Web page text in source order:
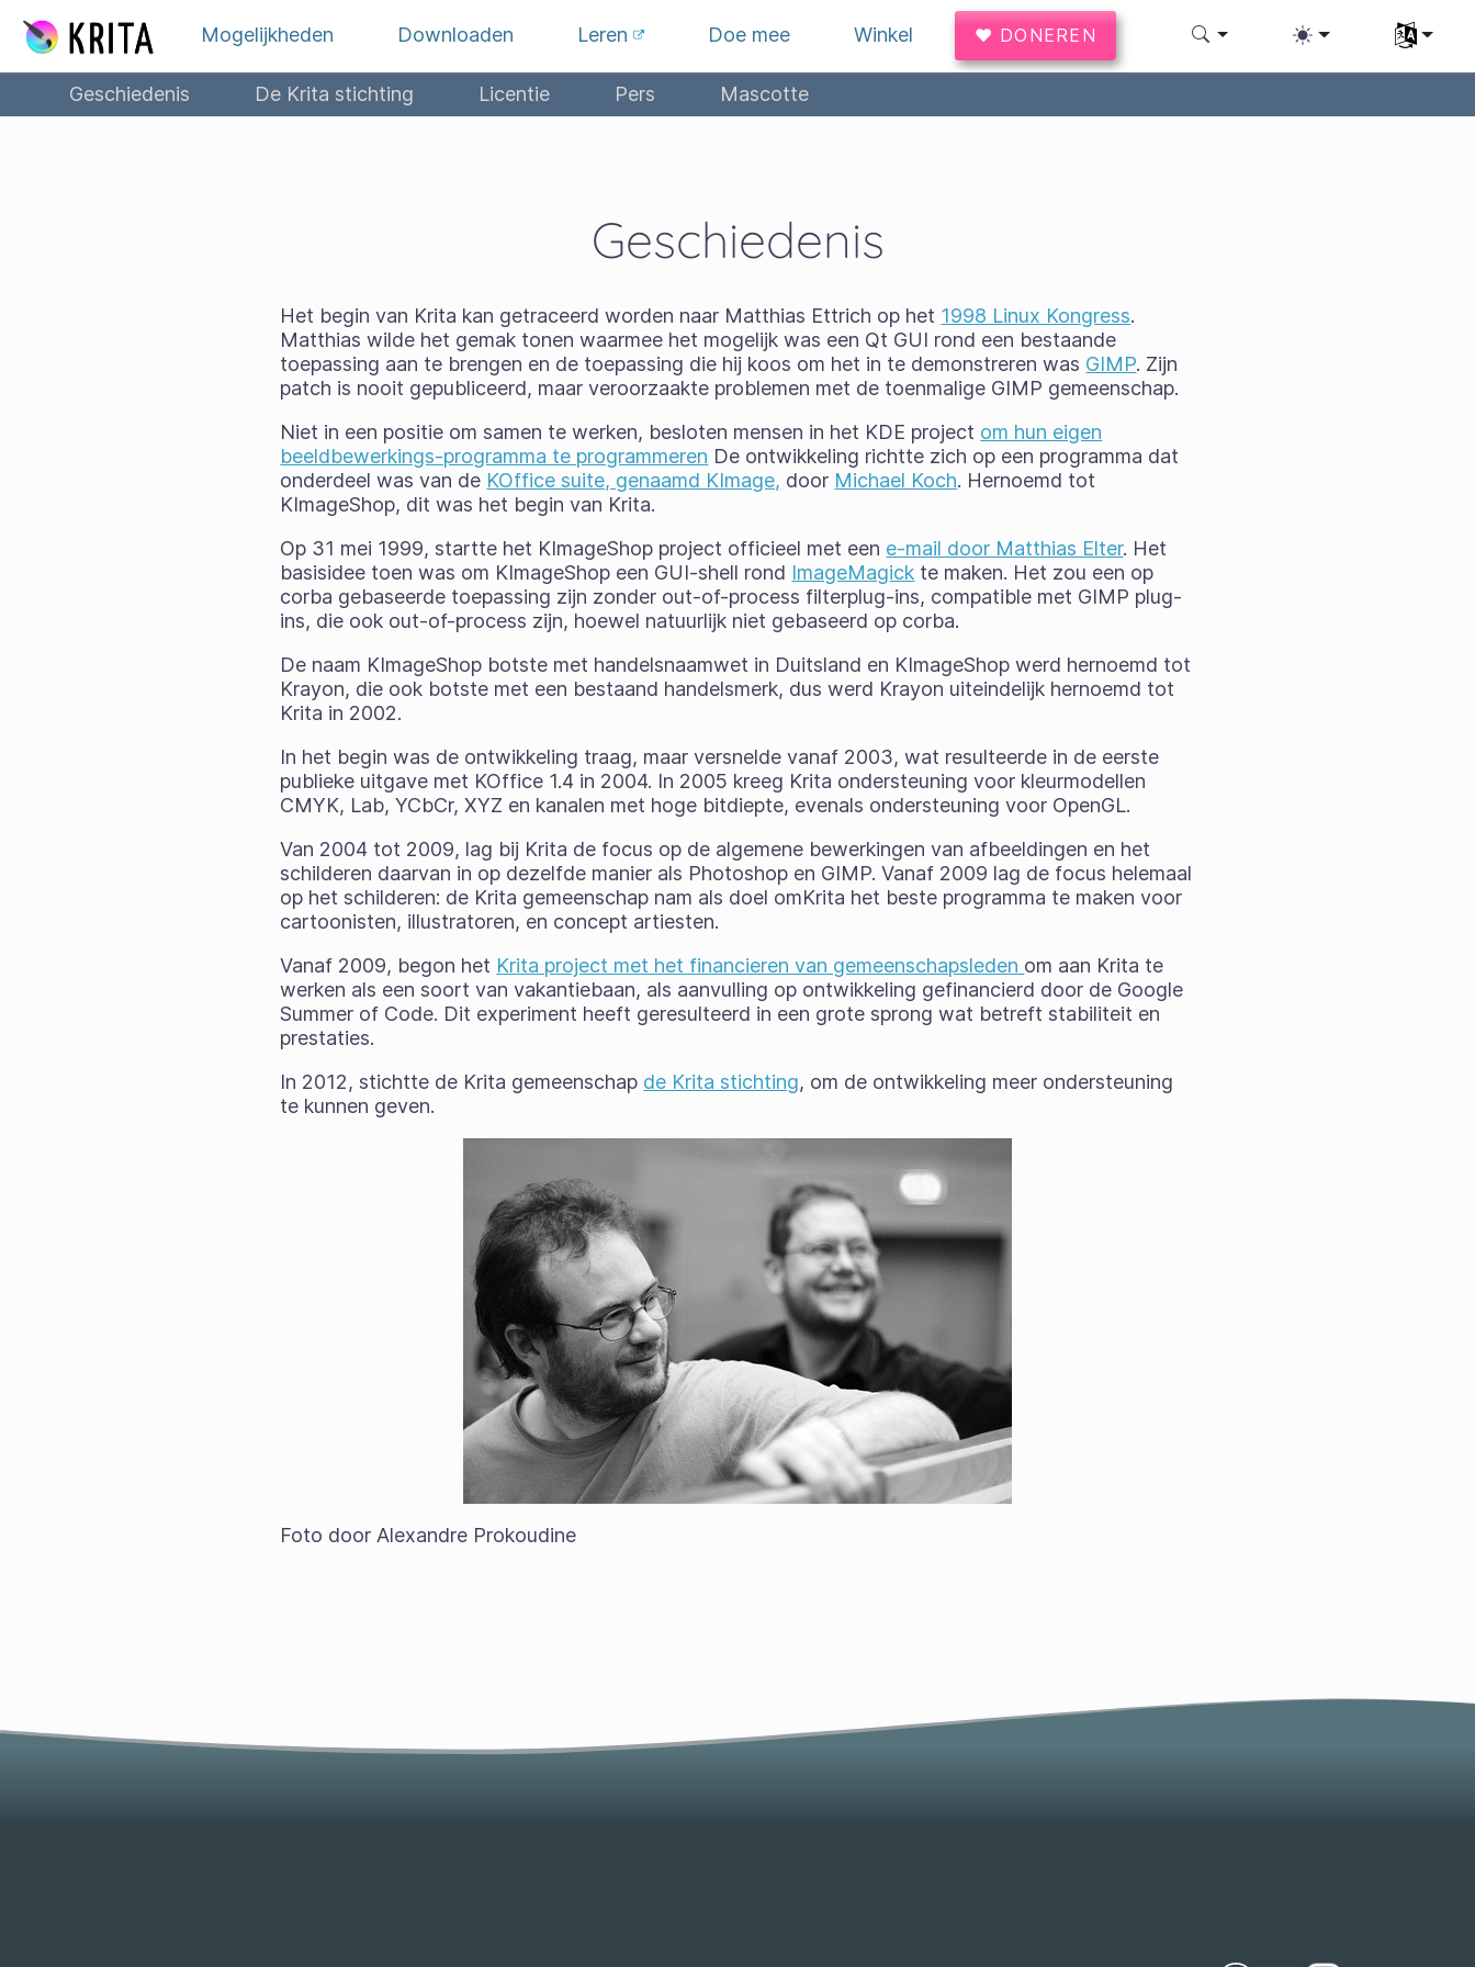
Mogelijkheden
Downloaden Leren Doe mee Winkel ♥ DONEREN Uw taal
Geschiedenis De Krita stichting Licentie Pers Mascotte
Geschiedenis
Het begin van Krita kan getraceerd worden naar Matthias Ettrich op het 1998 Linux Kongress.
Matthias wilde het gemak tonen waarmee het mogelijk was een Qt GUI rond een bestaande
toepassing aan te brengen en de toepassing die hij koos om het in te demonstreren was GIMP. Zijn
patch is nooit gepubliceerd, maar veroorzaakte problemen met de toenmalige GIMP gemeenschap.
Niet in een positie om samen te werken, besloten mensen in het KDE project om hun eigen
beeldbewerkings-programma te programmeren De ontwikkeling richtte zich op een programma dat
onderdeel was van de KOffice suite, genaamd KImage, door Michael Koch. Hernoemd tot
KImageShop, dit was het begin van Krita.
Op 31 mei 1999, startte het KImageShop project officieel met een e-mail door Matthias Elter. Het
basisidee toen was om KImageShop een GUI-shell rond ImageMagick te maken. Het zou een op
corba gebaseerde toepassing zijn zonder out-of-process filterplug-ins, compatible met GIMP plug-
ins, die ook out-of-process zijn, hoewel natuurlijk niet gebaseerd op corba.
De naam KImageShop botste met handelsnaamwet in Duitsland en KImageShop werd hernoemd tot
Krayon, die ook botste met een bestaand handelsmerk, dus werd Krayon uiteindelijk hernoemd tot
Krita in 2002.
In het begin was de ontwikkeling traag, maar versnelde vanaf 2003, wat resulteerde in de eerste
publieke uitgave met KOffice 1.4 in 2004. In 2005 kreeg Krita ondersteuning voor kleurmodellen
CMYK, Lab, YCbCr, XYZ en kanalen met hoge bitdiepte, evenals ondersteuning voor OpenGL.
Van 2004 tot 2009, lag bij Krita de focus op de algemene bewerkingen van afbeeldingen en het
schilderen daarvan in op dezelfde manier als Photoshop en GIMP. Vanaf 2009 lag de focus helemaal
op het schilderen: de Krita gemeenschap nam als doel omKrita het beste programma te maken voor
cartoonisten, illustratoren, en concept artiesten.
Vanaf 2009, begon het Krita project met het financieren van gemeenschapsleden om aan Krita te
werken als een soort van vakantiebaan, als aanvulling op ontwikkeling gefinancierd door de Google
Summer of Code. Dit experiment heeft geresulteerd in een grote sprong wat betreft stabiliteit en
prestaties.
In 2012, stichtte de Krita gemeenschap de Krita stichting, om de ontwikkeling meer ondersteuning
te kunnen geven.
Foto door Alexandre Prokoudine